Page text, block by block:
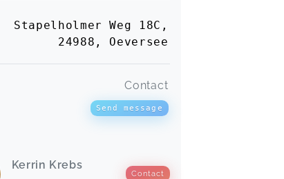
Stapelholmer Weg 18C,
24988, Oeversee
Contact
Send message
Kerrin Krebs
Contact